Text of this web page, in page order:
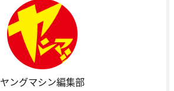
ヤングマシン編集部